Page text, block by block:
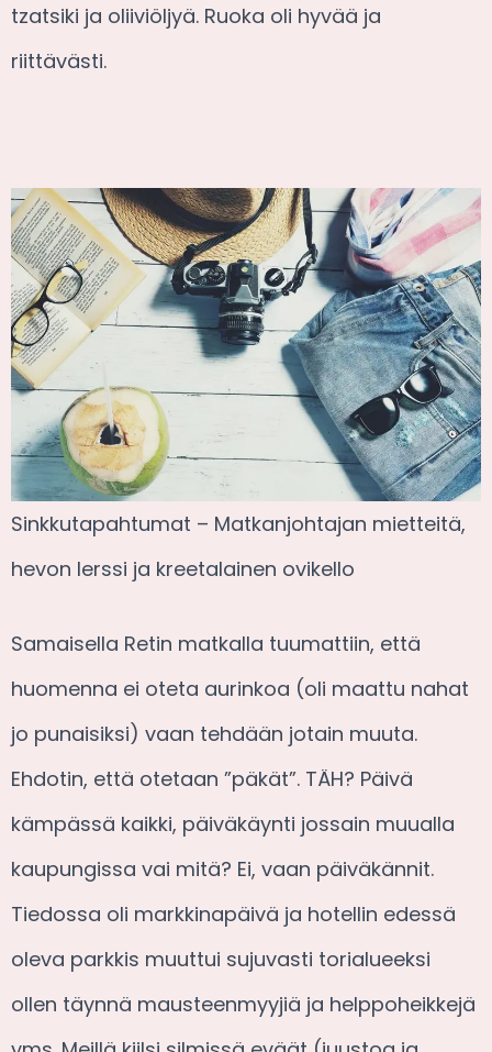
tzatsiki ja oliiviöljyä. Ruoka oli hyvää ja
riittävästi.
Sinkkutapahtumat – Matkanjohtajan mietteitä,
hevon lerssi ja kreetalainen ovikello
Samaisella Retin matkalla tuumattiin, että
huomenna ei oteta aurinkoa (oli maattu nahat
jo punaisiksi) vaan tehdään jotain muuta.
Ehdotin, että otetaan ”päkät”. TÄH? Päivä
kämpässä kaikki, päiväkäynti jossain muualla
kaupungissa vai mitä? Ei, vaan päiväkännit.
Tiedossa oli markkinapäivä ja hotellin edessä
oleva parkkis muuttui sujuvasti torialueeksi
ollen täynnä mausteenmyyjiä ja helppoheikkejä